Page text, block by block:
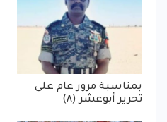
بمناسبة مرور عام على
تحرير أبوعشر (٨)